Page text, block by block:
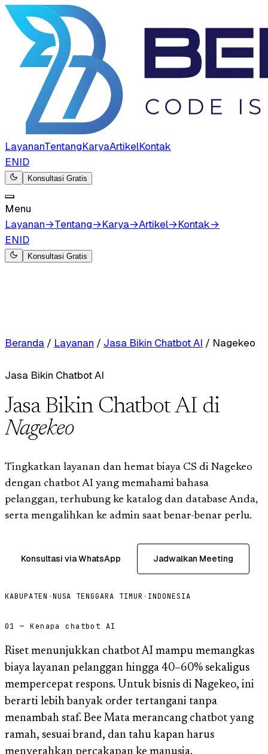
LayananTentangKaryaArtikelKontak
ENID
Konsultasi Gratis
Menu
Layanan→Tentang→Karya→Artikel→Kontak→
ENID
Konsultasi Gratis
Beranda / Layanan / Jasa Bikin Chatbot AI / Nagekeo
Jasa Bikin Chatbot AI
Jasa Bikin Chatbot AI di
Nagekeo
Tingkatkan layanan dan hemat biaya CS di Nagekeo
dengan chatbot AI yang memahami bahasa
pelanggan, terhubung ke katalog dan database Anda,
serta mengalihkan ke admin saat benar-benar perlu.
Konsultasi via WhatsApp Jadwalkan Meeting
KABUPATEN ·NUSA TENGGARA TIMUR · INDONESIA
01 — Kenapa chatbot AI
Riset menunjukkan chatbot AI mampu memangkas
biaya layanan pelanggan hingga 40–60% sekaligus
mempercepat respons. Untuk bisnis di Nagekeo, ini
berarti lebih banyak order tertangani tanpa
menambah staf. Bee Mata merancang chatbot yang
ramah, sesuai brand, dan tahu kapan harus
menyerahkan percakapan ke manusia.